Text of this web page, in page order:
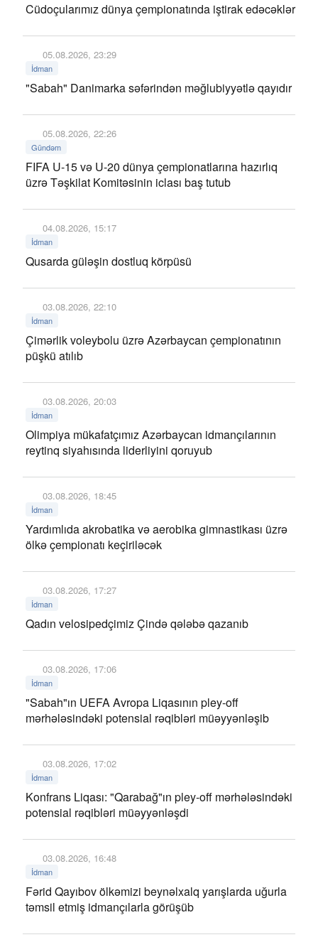
Cüdoçularımız dünya çempionatında iştirak edəcəklər
05.08.2026, 23:29
İdman
"Sabah" Danimarka səfərindən məğlubiyyətlə qayıdır
05.08.2026, 22:26
Gündəm
FIFA U-15 və U-20 dünya çempionatlarına hazırlıq
üzrə Təşkilat Komitəsinin iclası baş tutub
04.08.2026, 15:17
İdman
Qusarda güləşin dostluq körpüsü
03.08.2026, 22:10
İdman
Çimərlik voleybolu üzrə Azərbaycan çempionatının
püşkü atılıb
03.08.2026, 20:03
İdman
Olimpiya mükafatçımız Azərbaycan idmançılarının
reytinq siyahısında liderliyini qoruyub
03.08.2026, 18:45
İdman
Yardımlıda akrobatika və aerobika gimnastikası üzrə
ölkə çempionatı keçiriləcək
03.08.2026, 17:27
İdman
Qadın velosipedçimiz Çində qələbə qazanıb
03.08.2026, 17:06
İdman
"Sabah"ın UEFA Avropa Liqasının pley-off
mərhələsindəki potensial rəqibləri müəyyənləşib
03.08.2026, 17:02
İdman
Konfrans Liqası: "Qarabağ"ın pley-off mərhələsindəki
potensial rəqibləri müəyyənləşdi
03.08.2026, 16:48
İdman
Fərid Qayıbov ölkəmizi beynəlxalq yarışlarda uğurla
təmsil etmiş idmançılarla görüşüb